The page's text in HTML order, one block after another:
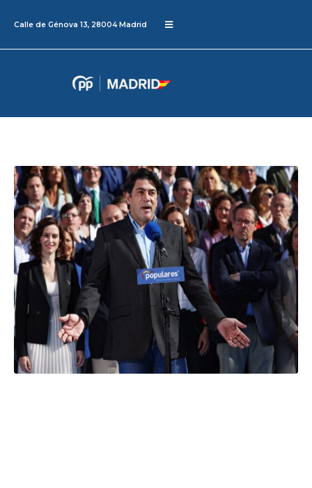
Calle de Génova 13, 28004 Madrid